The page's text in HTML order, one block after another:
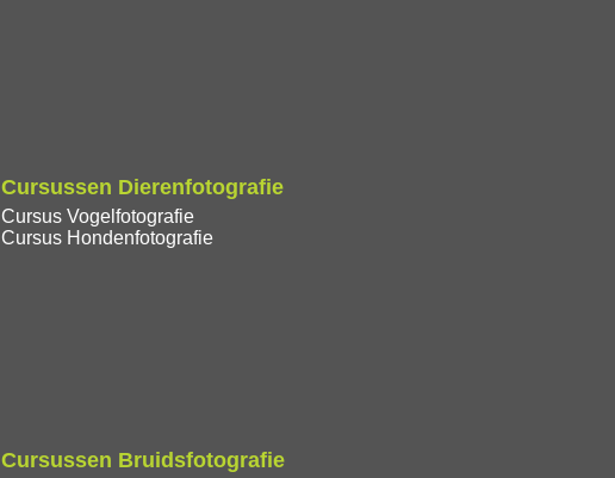
Cursussen Dierenfotografie
Cursus Vogelfotografie
Cursus Hondenfotografie
Cursussen Bruidsfotografie